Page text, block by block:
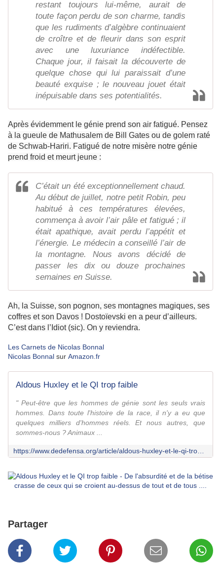
restant toujours lui-même, aurait de
toute façon perdu de son charme, tandis
que les rudiments d’algèbre continuaient
de croître et de fleurir dans son esprit
avec une luxuriance indéfectible.
Chaque jour, il faisait la découverte de
quelque chose qui lui paraissait d’une
beauté exquise ; le nouveau jouet était
inépuisable dans ses potentialités.
Après évidemment le génie prend son air fatigué. Pensez
à la gueule de Mathusalem de Bill Gates ou de golem raté
de Schwab-Hariri. Fatigué de notre misère notre génie
prend froid et meurt jeune :
C’était un été exceptionnellement chaud.
Au début de juillet, notre petit Robin, peu
habitué à ces températures élevées,
commença à avoir l’air pâle et fatigué ; il
était apathique, avait perdu l’appétit et
l’énergie. Le médecin a conseillé l’air de
la montagne. Nous avons décidé de
passer les dix ou douze prochaines
semaines en Suisse.
Ah, la Suisse, son pognon, ses montagnes magiques, ses
coffres et son Davos ! Dostoïevski en a peur d’ailleurs.
C’est dans l’Idiot (sic). On y reviendra.
Les Carnets de Nicolas Bonnal
Nicolas Bonnal sur Amazon.fr
Aldous Huxley et le QI trop faible
" Peut-être que les hommes de génie sont les seuls vrais
hommes. Dans toute l'histoire de la race, il n'y a eu que
quelques milliers d'hommes réels. Et nous autres, que
sommes-nous ? Animaux ...
Partager